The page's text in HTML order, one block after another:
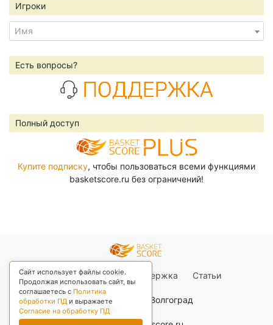
Сайт использует файлы cookie.
Продолжая использовать сайт, вы
соглашаетесь с Политика
обработки ПД и выражаете
Согласие на обработку ПД
Игроки
Имя
Есть вопросы?
Полный доступ
Купите подписку, чтобы пользоваться всеми функциями
basketscore.ru без ограничений!
Правила сайта Поддержка Статьи
+03 Москва, Волгоград